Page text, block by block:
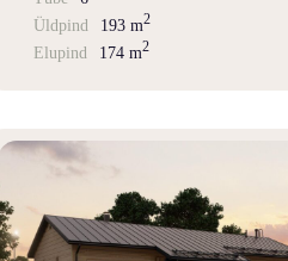
Üldpind
193 m2
Elupind 174 m2